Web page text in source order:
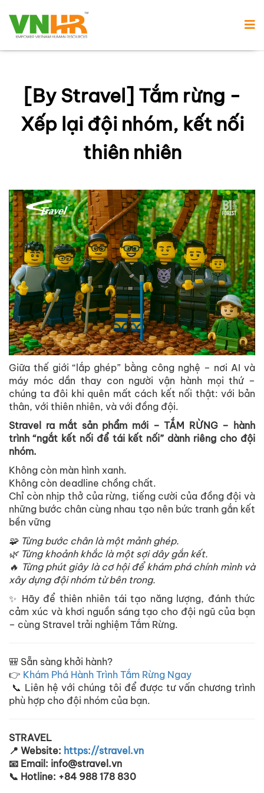
[By Stravel] Tắm rừng -
Xếp lại đội nhóm, kết nối
thiên nhiên
Giữa thế giới “lắp ghép” bằng công nghệ – nơi AI và
máy móc dần thay con người vận hành mọi thứ –
chúng ta đôi khi quên mất cách kết nối thật: với bản
thân, với thiên nhiên, và với đồng đội.
Stravel ra mắt sản phẩm mới – TẮM RỪNG – hành
trình “ngắt kết nối để tái kết nối” dành riêng cho đội
nhóm.
Không còn màn hình xanh.
Không còn deadline chồng chất.
Chỉ còn nhịp thở của rừng, tiếng cười của đồng đội và
những bước chân cùng nhau tạo nên bức tranh gắn kết
bền vững
🧩 Từng bước chân là một mảnh ghép.
🌿 Từng khoảnh khắc là một sợi dây gắn kết.
🔥 Từng phút giây là cơ hội để khám phá chính mình và
xây dựng đội nhóm từ bên trong.
✨ Hãy để thiên nhiên tái tạo năng lượng, đánh thức
cảm xúc và khơi nguồn sáng tạo cho đội ngũ của bạn
– cùng Stravel trải nghiệm Tắm Rừng.
🎒 Sẵn sàng khởi hành?
👉 Khám Phá Hành Trình Tắm Rừng Ngay
📞 Liên hệ với chúng tôi để được tư vấn chương trình
phù hợp cho đội nhóm của bạn.
STRAVEL
📍 Website: https://stravel.vn
📧 Email: info@stravel.vn
📞 Hotline: +84 988 178 830